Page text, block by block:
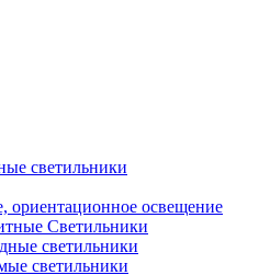
светильники
ориентационное освещение
Светильники
светильники
светильники